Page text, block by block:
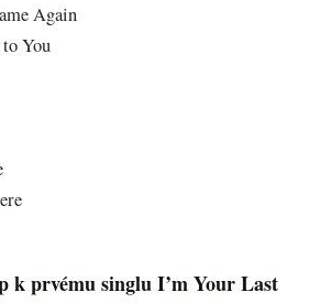
Again
You
k prvému singlu I’m Your Last